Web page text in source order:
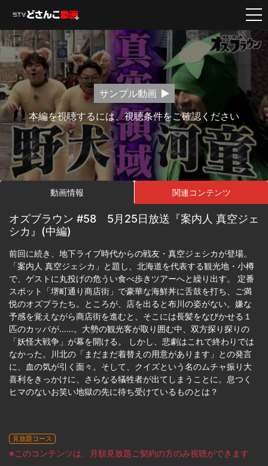
サンプル動画
本編を視聴するには、視聴条件をご確認ください
動画情報 関連コンテンツ
オズブラウン #58 5月25日放送『案内人 真空ジェ
シカ』(中編)
前回に続き、地下ライブ時代からの戦友・真空ジェシカが登場。
「案内人 真空ジェシカ」と題し、北海道を代表する観光地・小樽
で、ゲストに丸投げの危うい食べ歩きツアーへと繰り出す。 定番
スポット「堺町通り商店街」で豪華な海鮮丼に舌鼓を打ち、ご満
悦のオズブラたち。ところが、店を出ると布川の姿がない。嫌な
予感を覚えながら商店街を進むと、そこには長髪をなびかせる１
匹のカッパが……。大勢の観光客が取り囲む中、双方探り探りの
「妖怪大戦争」が幕を開ける。 しかし、悲劇はこれで終わりでは
なかった。川北の「まだまだ着替えの用意があります」との発言
に、血の気が引く面々。そして、クイズという名のムチャ振り大
喜利をきっかけに、さらなる犠牲者が出てしまうことに。息つく
ヒマのないお笑い地獄の先に待ち受けているものとは？
見放題コース
※このコンテンツは、月額見放題ご契約の方のみ視聴ができます